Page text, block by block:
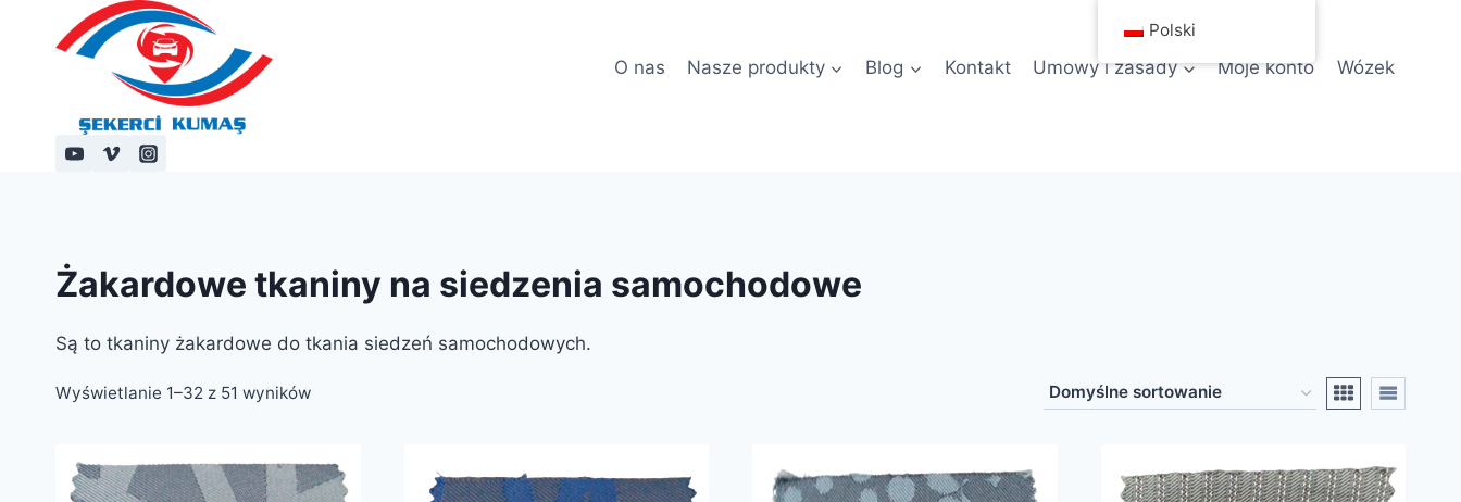
O nas Nasze produkty Blog Kontakt Umowy i zasady Moje konto Wózek
Żakardowe tkaniny na siedzenia samochodowe
Są to tkaniny żakardowe do tkania siedzeń samochodowych.
Wyświetlanie 1–32 z 51 wyników
Polski